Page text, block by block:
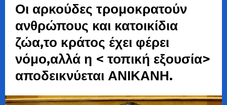
Οι αρκούδες τρομοκρατούν
ανθρώπους και κατοικίδια
ζώα,το κράτος έχει φέρει
νόμο,αλλά η < τοπική εξουσία>
αποδεικνύεται ΑΝΙΚΑΝΗ.